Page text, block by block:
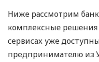
Ниже рассмотрим
комплексные решения
сервисах уже
предпринимателю из